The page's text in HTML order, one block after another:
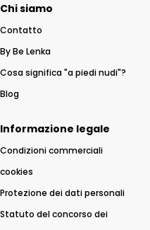
Chi siamo
Contatto
By Be Lenka
Cosa significa "a piedi nudi"?
Blog
Informazione legale
Condizioni commerciali
cookies
Protezione dei dati personali
Statuto del concorso dei